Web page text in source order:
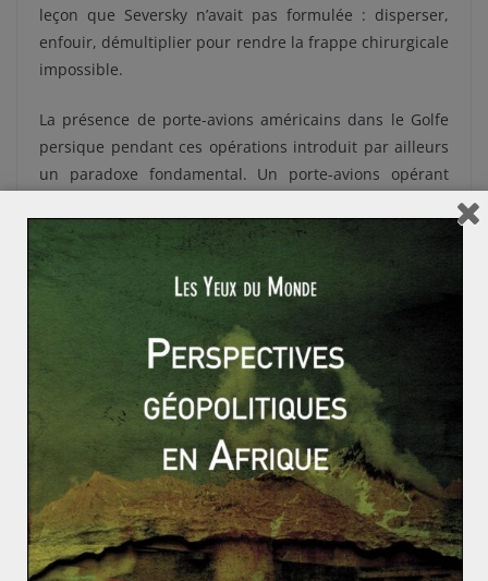
leçon que Seversky n’avait pas formulée : disperser,
enfouir, démultiplier pour rendre la frappe chirurgicale
impossible.
La présence de porte-avions américains dans le Golfe
persique pendant ces opérations introduit par ailleurs
un paradoxe fondamental. Un porte-avions opérant
Seversky, un navire vulnérable dans la zone d’action
d’une aviation et d’une flotte de missiles ennemis. La
projection de la doctrine aérienne américaine repose
ainsi sur une plateforme que Seversky lui-même aurait
déclarée obsolète.
Les angles morts : résilience de l’adversaire
et adaptation asymétrique
Les Houthis constituent la démonstration la plus crue
de cette limite. Les États-Unis ont mobilisé des
bombardiers B-2 Spirit, les appareils les plus coûteux
et les plus sophistiqués du monde, pour frapper des
dépôts souterrains de munitions au Yémen. Les